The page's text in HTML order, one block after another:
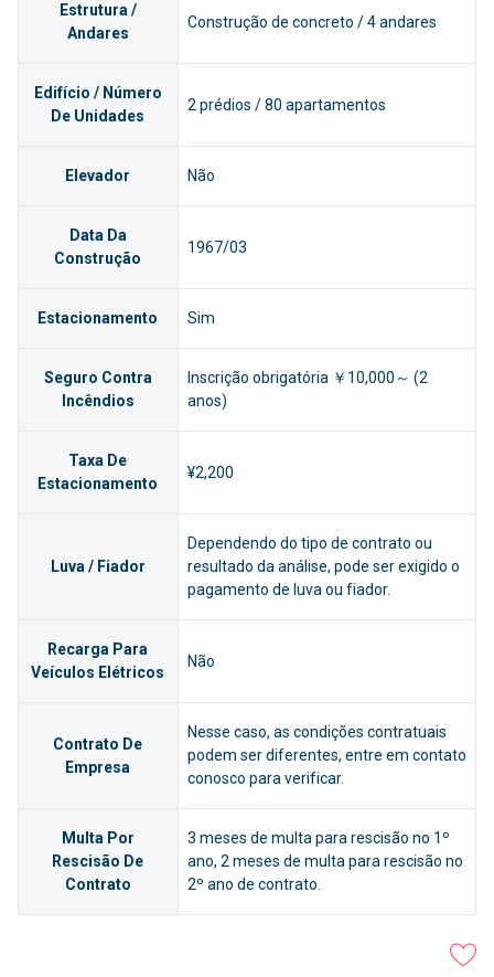
Estrutura /
Andares
Construção de concreto / 4 andares
Edifício / Número
De Unidades
2 prédios / 80 apartamentos
Elevador Não
Data Da
Construção
1967/03
Estacionamento Sim
Seguro Contra
Incêndios
Inscrição obrigatória ￥10,000～ (2
anos)
Taxa De
Estacionamento
¥2,200
Luva / Fiador
Dependendo do tipo de contrato ou
resultado da análise, pode ser exigido o
pagamento de luva ou fiador.
Recarga Para
Veículos Elétricos
Não
Contrato De
Empresa
Nesse caso, as condições contratuais
podem ser diferentes, entre em contato
conosco para verificar.
Multa Por
Rescisão De
Contrato
3 meses de multa para rescisão no 1º
ano, 2 meses de multa para rescisão no
2º ano de contrato.